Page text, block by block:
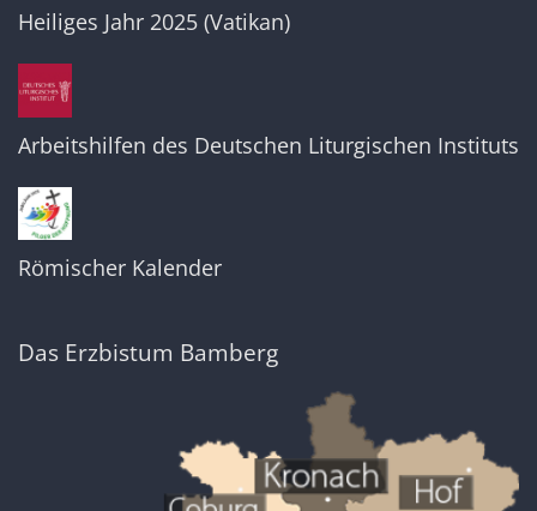
Heiliges Jahr 2025 (Vatikan)
Arbeitshilfen des Deutschen Liturgischen Instituts
Römischer Kalender
Das Erzbistum Bamberg